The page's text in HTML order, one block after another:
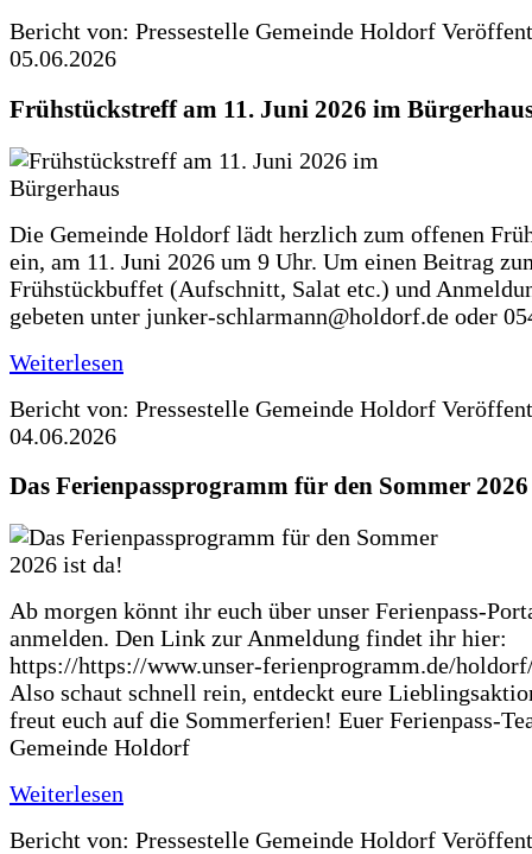
Bericht von: Pressestelle Gemeinde Holdorf
05.06.2026
Frühstückstreff am 11. Juni 2026 im
Die Gemeinde Holdorf lädt herzlich zum offenen
ein, am 11. Juni 2026 um 9 Uhr. Um einen Beitrag
Frühstückbuffet (Aufschnitt, Salat etc.) und
gebeten unter junker-schlarmann@holdorf.de oder
Weiterlesen
Bericht von: Pressestelle Gemeinde Holdorf
04.06.2026
Das Ferienpassprogramm für den Sommer
Ab morgen könnt ihr euch über unser Ferienpass-
anmelden. Den Link zur Anmeldung findet ihr hier:
https://https://www.unser-ferienprogramm.de/
Also schaut schnell rein, entdeckt eure
freut euch auf die Sommerferien! Euer Ferienpass-
Gemeinde Holdorf
Weiterlesen
Bericht von: Pressestelle Gemeinde Holdorf